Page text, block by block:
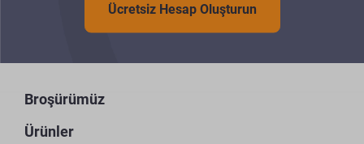
Ücretsiz Hesap Oluşturun
Broşürümüz
Ürünler